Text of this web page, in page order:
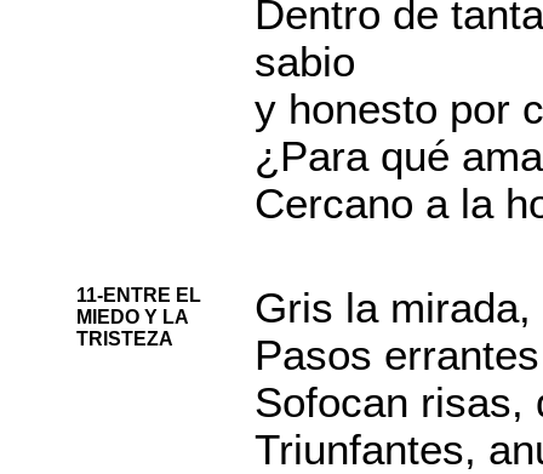
Dentro de
sabio
y honesto por
¿Para qué
Cercano a la
11-ENTRE EL
MIEDO Y LA
TRISTEZA
Gris la
Pasos
Sofocan risas,
Triunfantes,